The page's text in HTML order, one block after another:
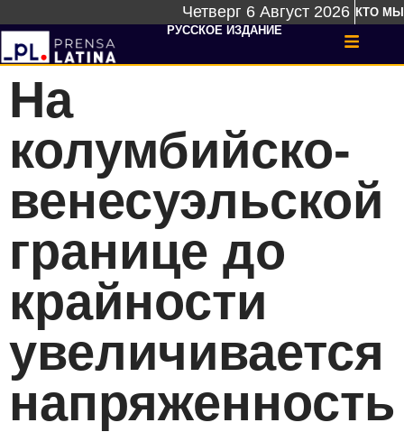
Четверг 6 Август 2026 КТО МЫ
РУССКОЕ ИЗДАНИЕ
На
колумбийско-
венесуэльской
границе до
крайности
увеличивается
напряженность